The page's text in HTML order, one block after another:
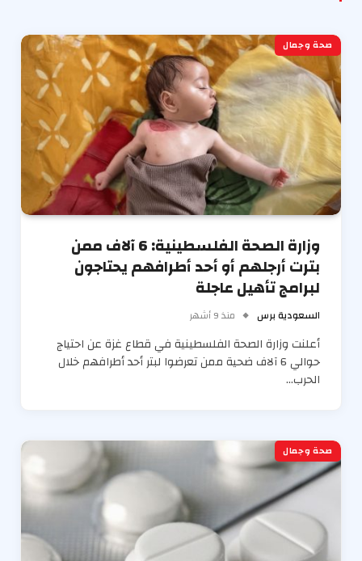
صحة وجمال
وزارة الصحة الفلسطينية: 6 آلاف ممن
بترت أرجلهم أو أحد أطرافهم يحتاجون
لبرامج تأهيل عاجلة
السعودية برس منذ 9 أشهر
أعلنت وزارة الصحة الفلسطينية في قطاع غزة عن احتياج
حوالي 6 آلاف ضحية ممن تعرضوا لبتر أحد أطرافهم خلال
الحرب…
صحة وجمال